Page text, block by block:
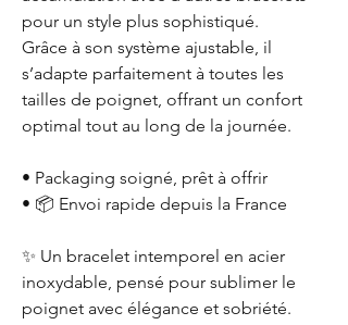
pour un style plus sophistiqué.
Grâce à son système ajustable, il
s’adapte parfaitement à toutes les
tailles de poignet, offrant un confort
optimal tout au long de la journée.
• Packaging soigné, prêt à offrir
• 📦 Envoi rapide depuis la France
✨ Un bracelet intemporel en acier
inoxydable, pensé pour sublimer le
poignet avec élégance et sobriété.